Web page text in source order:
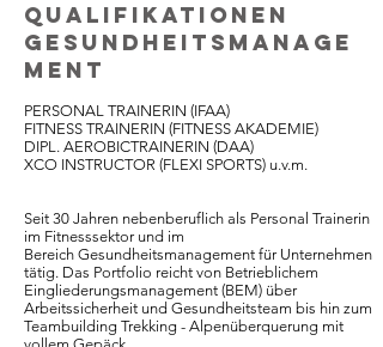
QUALIFIKATIONEN
GESUNDHEITS MANAGE
MENT
PERSONAL TRAINERIN (IFAA)
FITNESS TRAINERIN (FITNESS AKADEMIE)
DIPL. AEROBICTRAINERIN (DAA)
XCO INSTRUCTOR (FLEXI SPORTS) u.v.m.
Seit 30 Jahren nebenberuflich als Personal Trainerin
im Fitnesssektor und im
Bereich Gesundheitsmanagement für Unternehmen
tätig. Das Portfolio reicht von Betrieblichem
Eingliederungsmanagement (BEM) über
Arbeitssicherheit und Gesundheitsteam bis hin zum
Teambuilding Trekking - Alpenüberquerung mit